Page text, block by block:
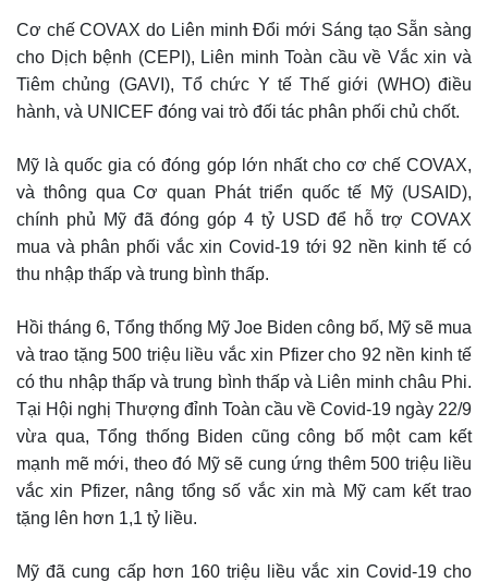
Cơ chế COVAX do Liên minh Đổi mới Sáng tạo Sẵn sàng
cho Dịch bệnh (CEPI), Liên minh Toàn cầu về Vắc xin và
Tiêm chủng (GAVI), Tổ chức Y tế Thế giới (WHO) điều
hành, và UNICEF đóng vai trò đối tác phân phối chủ chốt.
Mỹ là quốc gia có đóng góp lớn nhất cho cơ chế COVAX,
và thông qua Cơ quan Phát triển quốc tế Mỹ (USAID),
chính phủ Mỹ đã đóng góp 4 tỷ USD để hỗ trợ COVAX
mua và phân phối vắc xin Covid-19 tới 92 nền kinh tế có
thu nhập thấp và trung bình thấp.
Hồi tháng 6, Tổng thống Mỹ Joe Biden công bố, Mỹ sẽ mua
và trao tặng 500 triệu liều vắc xin Pfizer cho 92 nền kinh tế
có thu nhập thấp và trung bình thấp và Liên minh châu Phi.
Tại Hội nghị Thượng đỉnh Toàn cầu về Covid-19 ngày 22/9
vừa qua, Tổng thống Biden cũng công bố một cam kết
mạnh mẽ mới, theo đó Mỹ sẽ cung ứng thêm 500 triệu liều
vắc xin Pfizer, nâng tổng số vắc xin mà Mỹ cam kết trao
tặng lên hơn 1,1 tỷ liều.
Mỹ đã cung cấp hơn 160 triệu liều vắc xin Covid-19 cho